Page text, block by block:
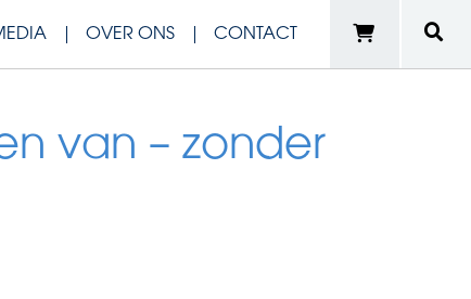
OVER ONS CONTACT
van – zonder